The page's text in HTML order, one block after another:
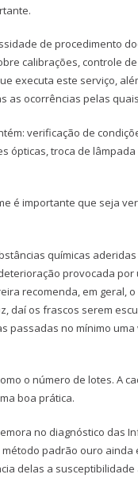
de procedimento
calibrações, controle
executa este serviço,
as ocorrências pelas
verificação de
ópticas, troca de
é importante que seja
químicas
provocada por
recomenda, em geral,
os frascos serem
passadas no mínimo uma
o número de lotes. A
boa prática.
no diagnóstico das
padrão ouro ainda
delas a